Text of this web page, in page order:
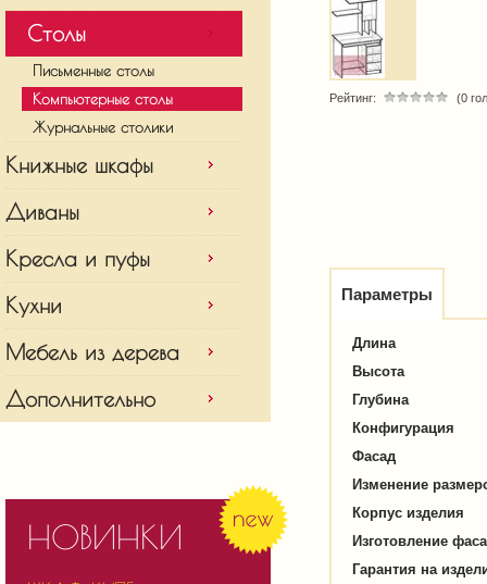
Столы
Письменные столы
Компьютерные столы
Журнальные столики
Книжные шкафы
Диваны
Кресла и пуфы
Кухни
Мебель из дерева
Дополнительно
НОВИНКИ
Рейтинг: (0
Параметры
Длина
Высота
Глубина
Конфигурация
Фасад
Изменение
Корпус изделия
Изготовление
Гарантия на